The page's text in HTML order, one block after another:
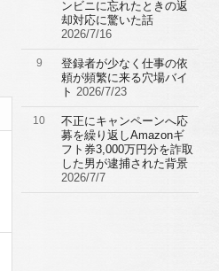
ンビニに忘れたときの返
却対応に驚いた話
2026/7/16
9
登録者が少なく仕事の依
頼が頻繁に来る穴場バイ
ト 2026/7/23
10
不正にキャンペーンへ応
募を繰り返しAmazonギ
フト券3,000万円分を詐取
した男が逮捕された背景
2026/7/7